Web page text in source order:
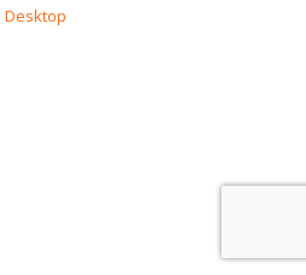
Desktop